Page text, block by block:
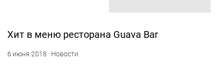
Хит в меню ресторана Guava Bar
6 июня 2018 · Новости